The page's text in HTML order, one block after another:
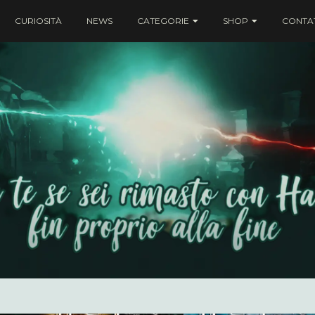
CURIOSITÀ NEWS CATEGORIE SHOP
rimasto con Harry